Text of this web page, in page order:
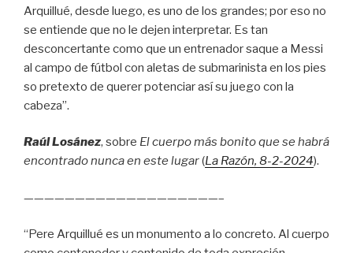
Arquillué, desde luego, es uno de los grandes; por eso no
se entiende que no le dejen interpretar. Es tan
desconcertante como que un entrenador saque a Messi
al campo de fútbol con aletas de submarinista en los pies
so pretexto de querer potenciar así su juego con la
cabeza”.
Raúl Losánez, sobre El cuerpo más bonito que se habrá
encontrado nunca en este lugar(La Razón, 8-2-2024).
———————————————————–
“Pere Arquillué es un monumento a lo concreto. Al cuerpo